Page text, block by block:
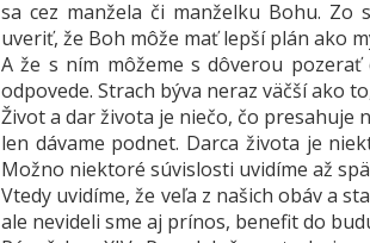
sa cez manžela či manželku Bohu.
uveriť, že Boh môže mať lepší plán ako
A že s ním môžeme s dôverou
odpovede. Strach býva neraz väčší ako
Život a dar života je niečo, čo presahuje
len dávame podnet. Darca života je
Možno niektoré súvislosti uvidíme až
Vtedy uvidíme, že veľa z našich obáv a
ale nevideli sme aj prínos, benefit do